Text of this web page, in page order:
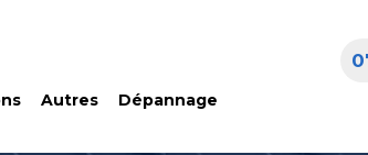
Autres Dépannage